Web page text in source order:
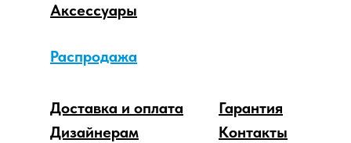
Аксессуары
Распродажа
Дизайнерам
Доставка и оплата
Гарантия
Контакты